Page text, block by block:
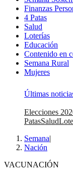
Finanzas
4 Patas
Salud
Loterías
Educación
Contenido en
Semana Rural
Mujeres
Últimas
Elecciones
PatasSalud
Semana|
Nación
VACUNACIÓN